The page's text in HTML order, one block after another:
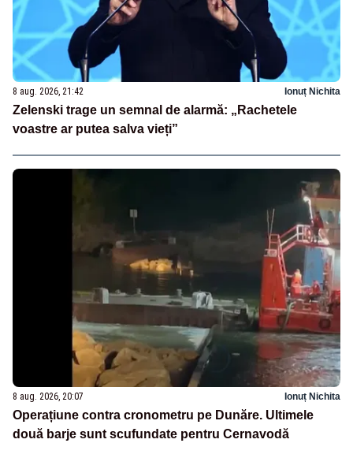
8 aug. 2026, 21:42 Ionuț Nichita
Zelenski trage un semnal de alarmă: „Rachetele
voastre ar putea salva vieți”
8 aug. 2026, 20:07 Ionuț Nichita
Operațiune contra cronometru pe Dunăre. Ultimele
două barje sunt scufundate pentru Cernavodă